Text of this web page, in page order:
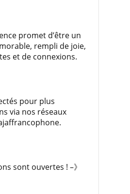
promet d’être un
rempli de joie,
et de connexions.
pour plus
via nos réseaux
sont ouvertes ! –》